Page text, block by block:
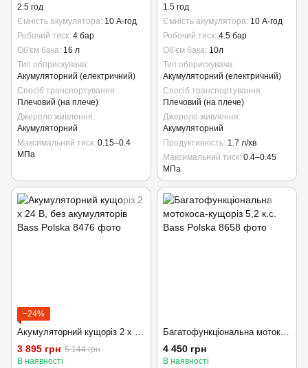
2.5 год
Ємність акумулятора 10 А·год
Робочий тиск 4 бар
Об'єм бака 16 л
Тип обприскувача
Акумуляторний (електричний)
Спосіб транспортування
Плечовий (на плече)
Джерело живлення
Акумуляторний
Максимальний тиск 0.15–0.4
МПа
1.5 год
Ємність акумулятора 10 А·год
Робочий тиск 4.5 бар
Об'єм бака 10л
Тип обприскувача
Акумуляторний (електричний)
Спосіб транспортування
Плечовий (на плече)
Джерело живлення
Акумуляторний
Продуктивність 1.7 л/хв
Максимальний тиск 0.4–0.45
МПа
−24%
Акумуляторний кущоріз 2 x 24 В, без акумуляторів Bass Polska
3 895 грн 5 144 грн
В наявності
Багатофункціональна мотокоса-кущоріз 5,2 к.с. Bass Polska
4 450 грн
В наявності